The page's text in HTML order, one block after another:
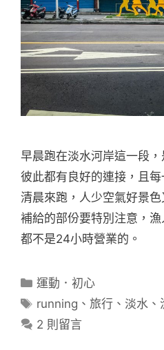
早晨跑在淡水河岸這一段
彼此都有良好的連接，且每
清晨來跑，人少空氣好景
補給的部份要特別注意，
都不是24小時營業的。
分
運動．初心
標
籤
running 、 旅行 、 淡水 、
2 則留言